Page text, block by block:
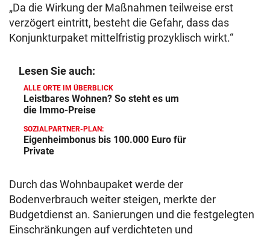
„Da die Wirkung der Maßnahmen teilweise erst
verzögert eintritt, besteht die Gefahr, dass das
Konjunkturpaket mittelfristig prozyklisch wirkt.“
Lesen Sie auch:
ALLE ORTE IM ÜBERBLICK
Leistbares Wohnen? So steht es um
die Immo-Preise
SOZIALPARTNER-PLAN:
Eigenheimbonus bis 100.000 Euro für
Private
Durch das Wohnbaupaket werde der
Bodenverbrauch weiter steigen, merkte der
Budgetdienst an. Sanierungen und die festgelegten
Einschränkungen auf verdichteten und